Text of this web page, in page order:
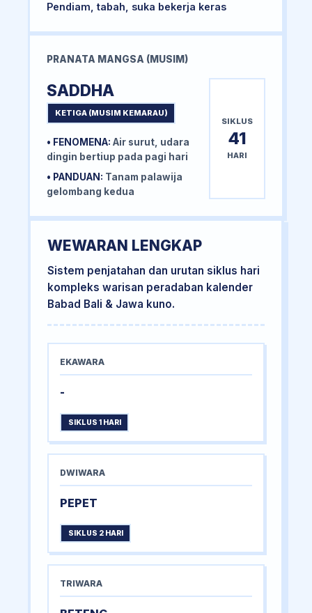
Pendiam, tabah, suka bekerja keras
PRANATA MANGSA (MUSIM)
SADDHA
KETIGA (MUSIM KEMARAU)
• FENOMENA: Air surut, udara
dingin bertiup pada pagi hari
• PANDUAN: Tanam palawija
gelombang kedua
SIKLUS
41
HARI
WEWARAN LENGKAP
Sistem penjatahan dan urutan siklus hari
kompleks warisan peradaban kalender
Babad Bali & Jawa kuno.
EKAWARA
-
SIKLUS 1 HARI
DWIWARA
PEPET
SIKLUS 2 HARI
TRIWARA